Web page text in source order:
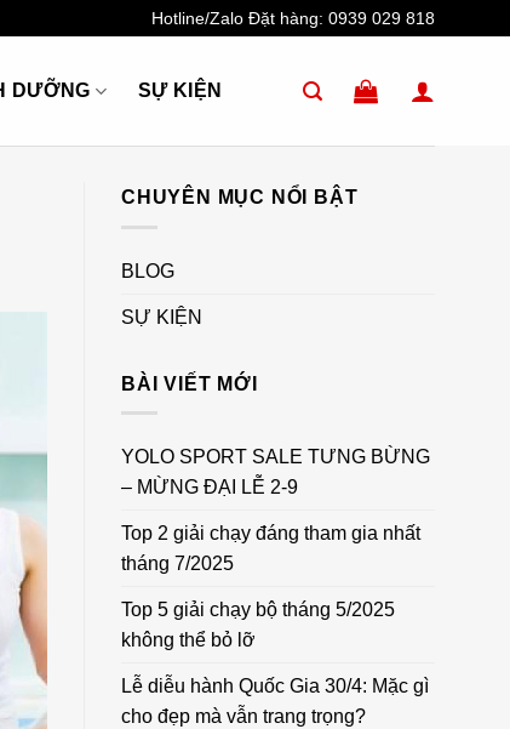
Hotline/Zalo Đặt hàng: 0939 029 818
DƯỠNG SỰ KIỆN
CHUYÊN MỤC NỔI BẬT
BLOG
SỰ KIỆN
BÀI VIẾT MỚI
YOLO SPORT SALE TƯNG BỪNG
– MỪNG ĐẠI LỄ 2-9
Top 2 giải chạy đáng tham gia nhất
tháng 7/2025
Top 5 giải chạy bộ tháng 5/2025
không thể bỏ lỡ
Lễ diễu hành Quốc Gia 30/4: Mặc gì
cho đẹp mà vẫn trang trọng?